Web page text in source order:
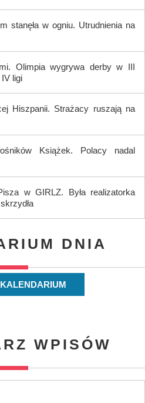
stanęła w ogniu. Utrudnienia na
Olimpia wygrywa derby w III
ligi
Hiszpanii. Strażacy ruszają na
Książek. Polacy nadal
w GIRLZ. Była realizatorka
DNIA
WPISÓW